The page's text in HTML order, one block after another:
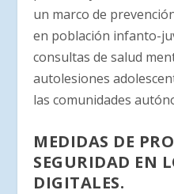
un marco de
en población infanto-
consultas de salud
autolesiones
las comunidades
MEDIDAS DE
SEGURIDAD EN
DIGITALES.